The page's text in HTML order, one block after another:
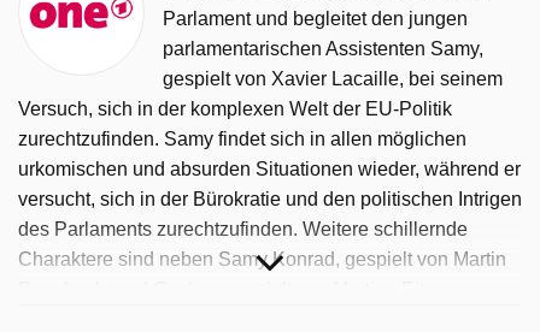
Parlament und begleitet den jungen
parlamentarischen Assistenten Samy,
gespielt von Xavier Lacaille, bei seinem
Versuch, sich in der komplexen Welt der EU-Politik
zurechtzufinden. Samy findet sich in allen möglichen
urkomischen und absurden Situationen wieder, während er
versucht, sich in der Bürokratie und den politischen Intrigen
des Parlaments zurechtzufinden. Weitere schillernde
Charaktere sind neben Samy Konrad, gespielt von Martin